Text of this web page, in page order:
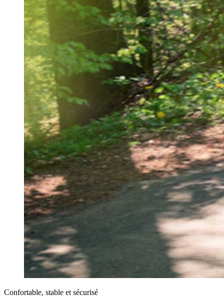
Confortable, stable et sécurisé